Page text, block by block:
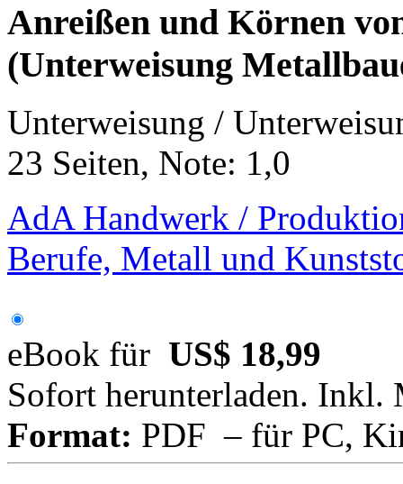
Anreißen und Körnen
(Unterweisung
Unterweisung /
23 Seiten, Note: 1,0
AdA Handwerk /
Berufe, Metall und
eBook für US$ 18,99
Sofort herunterladen. Inkl.
Format: PDF – für PC,